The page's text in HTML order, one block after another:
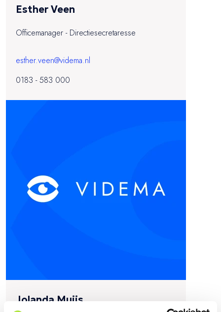
Esther Veen
Officemanager - Directiesecretaresse
esther.veen@videma.nl
0183 - 583 000
Jolanda Muijs